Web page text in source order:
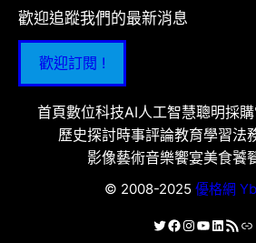
歡迎追蹤我們的最新消息
歡迎訂閱 !
首頁數位科技AI人工智慧聰明採購
歷史探討時事評論教育學習法
影像藝術音樂饗宴美食饕
© 2008-2025 優格網
X Facebook
Instagram
YouTube
RSS 資訊提供連結